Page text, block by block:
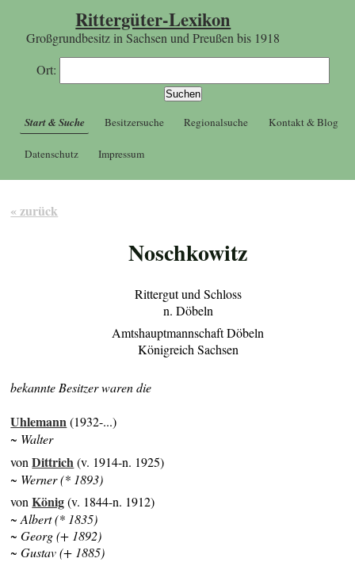
Rittergüter-Lexikon
Großgrundbesitz in Sachsen und Preußen bis 1918
Ort:
Start & Suche Besitzersuche Regionalsuche Kontakt & Blog
Datenschutz Impressum
« zurück
Noschkowitz
Rittergut und Schloss
n. Döbeln
Amtshauptmannschaft Döbeln
Königreich Sachsen
bekannte Besitzer waren die
Uhlemann(1932-...)
~ Walter
vonDittrich(v. 1914-n. 1925)
~ Werner (* 1893)
vonKönig(v. 1844-n. 1912)
~ Albert (* 1835)
~ Georg (+ 1892)
~ Gustav (+ 1885)